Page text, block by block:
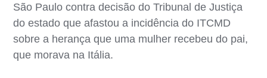
São Paulo contra decisão do Tribunal de Justiça
do estado que afastou a incidência do ITCMD
sobre a herança que uma mulher recebeu do pai,
que morava na Itália.